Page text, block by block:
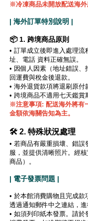
※冷凍商品未開放配送海
| 海外訂單特別說明 |
📦 1. 跨境商品原則
•訂單成立後即進入處理流
址、電話 資料正確無誤。
• 因個人因素（地址錯誤
回運費與稅金後退款。
• 海外退貨款項將退刷原付
• 跨境商品不適用七天鑑賞
※注意事項: 配送海外將有
金額依海關告知為主。
🛠️ 2. 特殊狀況處理
• 若商品有嚴重損壞、錯
服，並提供清晰照片。經
商品）。
| 電子發票問題 |
• 於本館消費購物且完成
透過通知郵件中之連結，進
• 如須列印紙本發票。請